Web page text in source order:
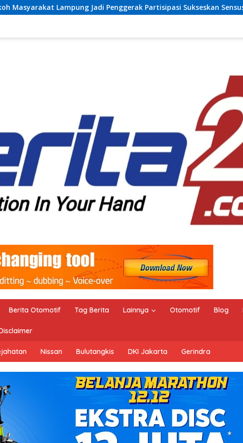
Penggerak Partisipasi Sukseskan Sensus Ekonomi 2026
Berita Otomotif Tag Berita Lainnya Otomotif Blog
Nissan Bulutangkis DKI Jakarta Gerindra